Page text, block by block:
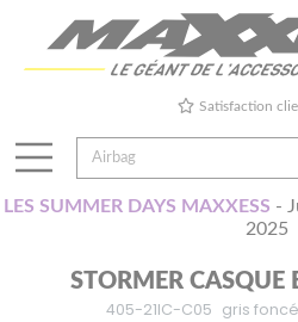
Satisfaction
LES SUMMER DAYS MAXXESS -
2025
STORMER CASQUE
405-21IC-C05 gris